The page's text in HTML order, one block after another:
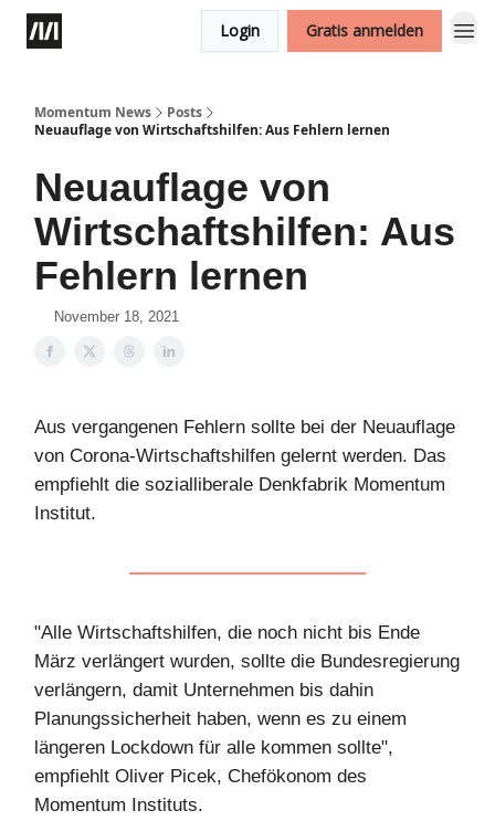
Login Gratis anmelden
Momentum News
Posts
Neuauflage von Wirtschaftshilfen: Aus Fehlern lernen
Neuauflage von
Wirtschaftshilfen: Aus
Fehlern lernen
November 18, 2021
Aus vergangenen Fehlern sollte bei der Neuauflage
von Corona-Wirtschaftshilfen gelernt werden. Das
empfiehlt die sozialliberale Denkfabrik Momentum
Institut.
"Alle Wirtschaftshilfen, die noch nicht bis Ende
März verlängert wurden, sollte die Bundesregierung
verlängern, damit Unternehmen bis dahin
Planungssicherheit haben, wenn es zu einem
längeren Lockdown für alle kommen sollte",
empfiehlt Oliver Picek, Chefökonom des
Momentum Instituts.